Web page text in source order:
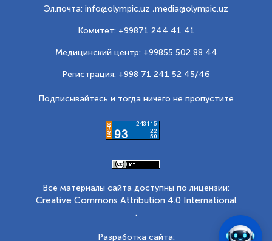
Эл.почта: info@olympic.uz ,media@olympic.uz
Комитет: +99871 244 41 41
Медицинский центр: +99855 502 88 44
Регистрация: +998 71 241 52 45/46
Подписывайтесь и тогда ничего не пропустите
Все материалы сайта доступны по лицензии:
Creative Commons Attribution 4.0 International
.
Разработка сайта: